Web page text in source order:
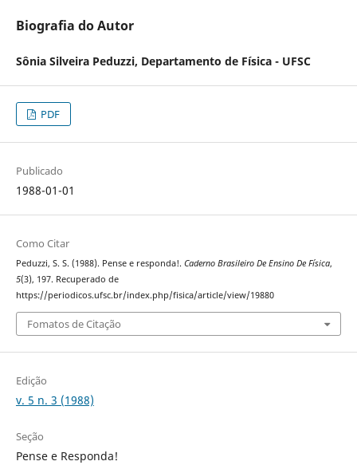
Biografia do Autor
Sônia Silveira Peduzzi, Departamento de Física - UFSC
PDF
Publicado
1988-01-01
Como Citar
Peduzzi, S. S. (1988). Pense e responda!. Caderno Brasileiro De Ensino De Física,
5(3), 197. Recuperado de
https://periodicos.ufsc.br/index.php/fisica/article/view/19880
Fomatos de Citação
Edição
v. 5 n. 3 (1988)
Seção
Pense e Responda!